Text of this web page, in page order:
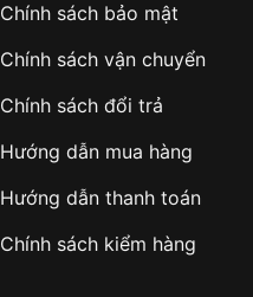
Chính sách bảo mật
Chính sách vận chuyển
Chính sách đổi trả
Hướng dẫn mua hàng
Hướng dẫn thanh toán
Chính sách kiểm hàng